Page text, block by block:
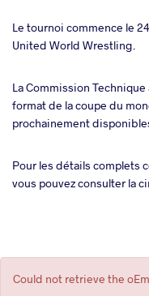
Le tournoi commence le
United World Wrestling.
La Commission
format de la coupe du
prochainement
Pour les détails complets
vous pouvez consulter la
Message
Could not retrieve the